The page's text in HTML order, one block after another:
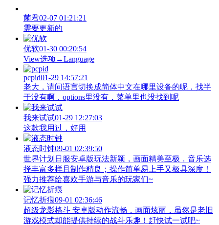
菌君02-07 01:21:21
需要更新的
优软01-30 00:20:54
View‌选项→Language
pcpid01-29 14:57:21
老大，请问语言切换成简体中文在哪里设备的呢，找半
于没有啊，options里没有，菜单里也没找到呢
我来试试01-29 12:27:03
这款我用过，好用
液态时钟09-01 02:39:50
世界计划日服安卓版玩法新颖，画面精美至极，音乐选
择丰富多样且制作精良；操作简单易上手又极具深度！
强力推荐给喜欢手游与音乐的玩家们~
记忆折痕09-01 02:36:46
超级龙影格斗 安卓版动作流畅，画面炫丽，虽然是老旧
游戏模式却能提供持续的战斗乐趣！赶快试一试吧~